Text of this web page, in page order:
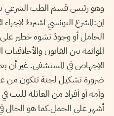
وهو رئيس قسم الطب الشرعي
إن:المشرع التونسي اشترط
الحامل أو وجودَ تشوه خطير
الموائمة بين القانون
الإجهاض في المستشفى. غير أن
ضرورة تشكيل لجنة تتكون من
وأمه أو أفراد من العائلة للبت
أشهر على الحمل.كما هو الحال